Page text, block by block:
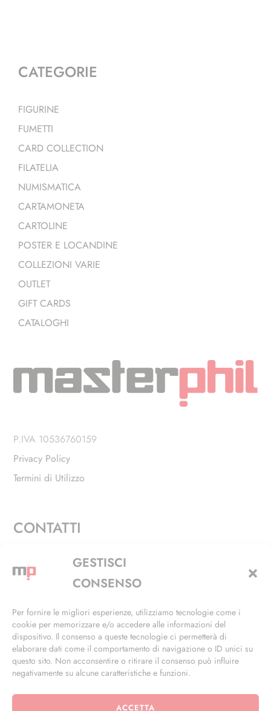
GESTISCI
CONSENSO
Per fornire le migliori esperienze, utilizziamo tecnologie come i
cookie per memorizzare e/o accedere alle informazioni del
dispositivo. Il consenso a queste tecnologie ci permetterà di
elaborare dati come il comportamento di navigazione o ID unici su
questo sito. Non acconsentire o ritirare il consenso può influire
negativamente su alcune caratteristiche e funzioni.
ACCETTA
CATEGORIE
FIGURINE
FUMETTI
CARD COLLECTION
FILATELIA
NUMISMATICA
CARTAMONETA
CARTOLINE
POSTER E LOCANDINE
COLLEZIONI VARIE
OUTLET
GIFT CARDS
CATALOGHI
P.IVA 10536760159
Privacy Policy
Termini di Utilizzo
CONTATTI
Via Alfieri, 27 - Trezzano Sul Naviglio (MI)
+39 02 4846 3155
info@masterphil.it